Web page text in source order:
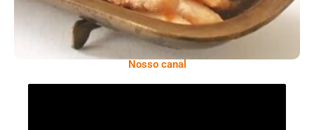
Nosso canal